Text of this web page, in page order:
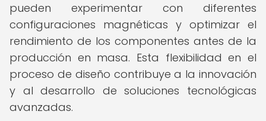
pueden experimentar con diferentes
configuraciones magnéticas y optimizar el
rendimiento de los componentes antes de la
producción en masa. Esta flexibilidad en el
proceso de diseño contribuye a la innovación
y al desarrollo de soluciones tecnológicas
avanzadas.